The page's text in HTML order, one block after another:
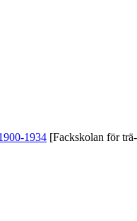
1934 [Fackskolan för